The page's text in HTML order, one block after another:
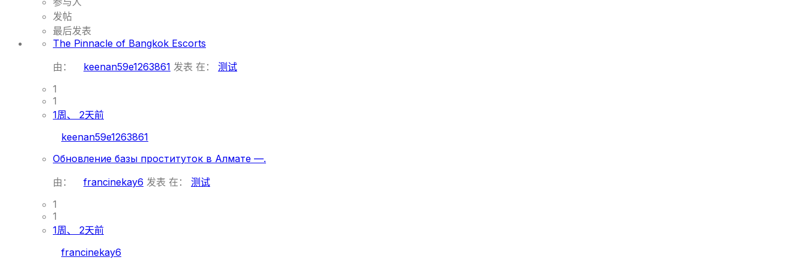
发帖
最后发表
The Pinnacle of Bangkok Escorts
由：
keenan59e1263861 发表 在： 测试
1
1
1周、 2天前
keenan59e1263861
Обновление базы проституток в Алмате —.
由：
francinekay6 发表 在： 测试
1
1
1周、 2天前
francinekay6